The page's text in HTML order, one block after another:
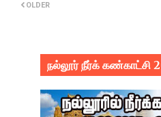
OLDER
நல்லூர் நீர்க் கண்காட்சி